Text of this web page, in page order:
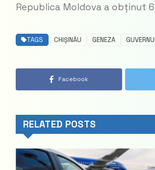
Republica Moldova a obținut
TAGS CHIȘINĂU GENEZA
Facebook
RELATED POSTS